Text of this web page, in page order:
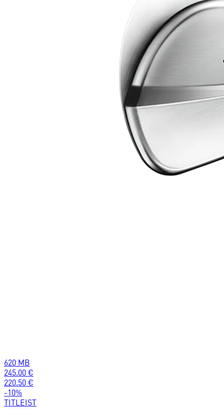
620 MB
245.00 €
220.50 €
-10%
TITLEIST